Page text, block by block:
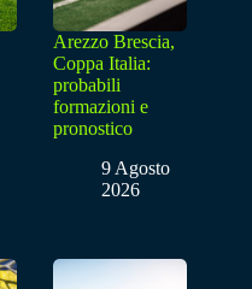
Arezzo Brescia,
Coppa Italia:
probabili
formazioni e
pronostico
9 Agosto
2026